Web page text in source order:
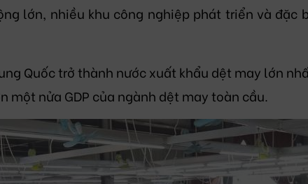
lớn, nhiều khu công nghiệp phát triển và đặc
Quốc trở thành nước xuất khẩu dệt may lớn
một nửa GDP của ngành dệt may toàn cầu.